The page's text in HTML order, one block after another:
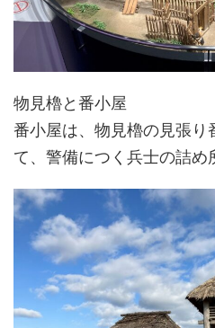
物見櫓と番小屋
番小屋は、物見櫓の見張り
て、警備につく兵士の詰め